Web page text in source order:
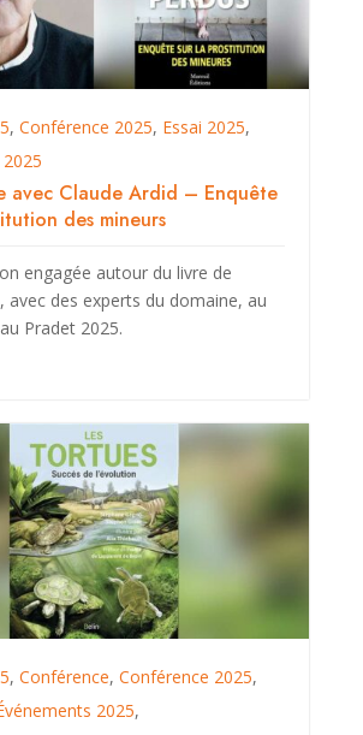
, Conférence 2025, Essai 2025,
avec Claude Ardid – Enquête
des mineurs
engagée autour du livre de
avec des experts du domaine, au
Pradet 2025.
, Conférence, Conférence 2025,
2025,